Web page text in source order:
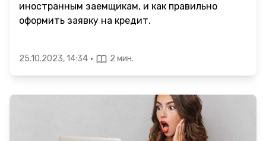
иностранным заемщикам, и как правильно
оформить заявку на кредит.
25.10.2023, 14:34 · 2 мин.